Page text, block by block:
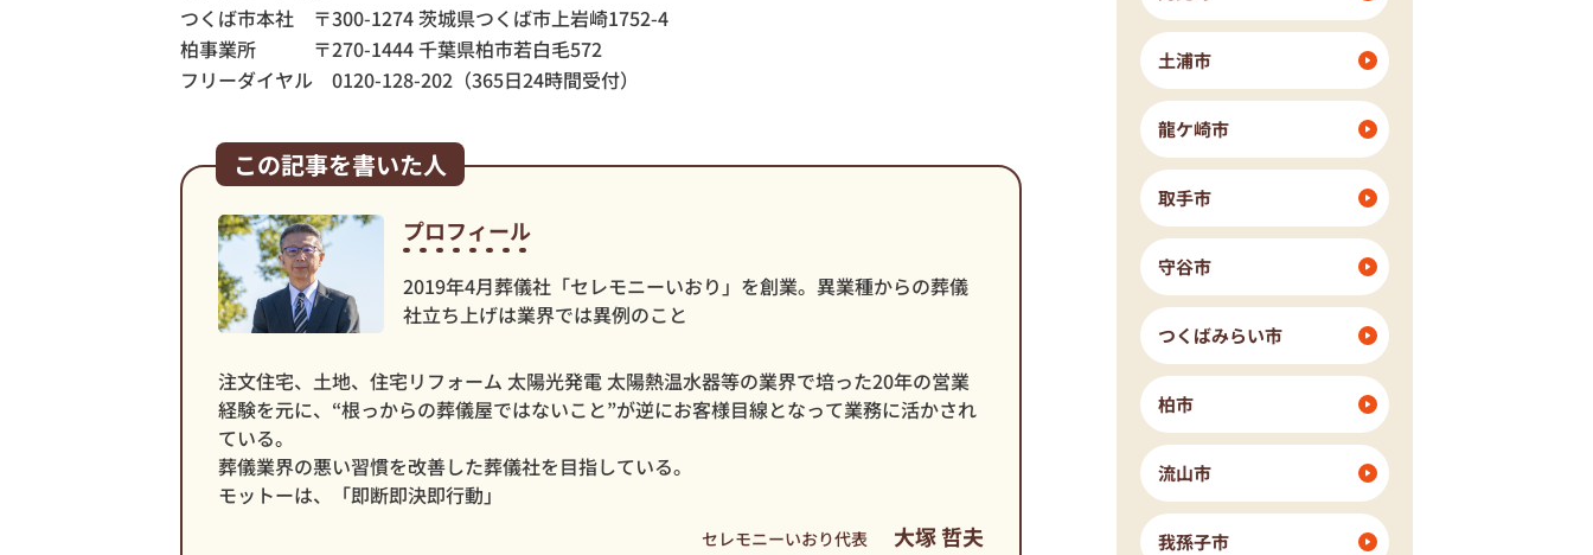
つくば市本社 〒300-1274 茨城県つくば市上岩崎1752-4
柏事業所 〒270-1444 千葉県柏市若白毛572
フリーダイヤル 0120-128-202（365日24時間受付）
この記事を書いた人
プロフィール
2019年4月葬儀社「セレモニーいおり」を創業。異業種からの葬儀
社立ち上げは業界では異例のこと
注文住宅、土地、住宅リフォーム 太陽光発電 太陽熱温水器等の業界で培った20年の営業
経験を元に、“根っからの葬儀屋ではないこと”が逆にお客様目線となって業務に活かされ
ている。
葬儀業界の悪い習慣を改善した葬儀社を目指している。
モットーは、「即断即決即行動」
セレモニーいおり代表 大塚 哲夫
土浦市
龍ケ崎市
取手市
守谷市
つくばみらい市
柏市
流山市
我孫子市